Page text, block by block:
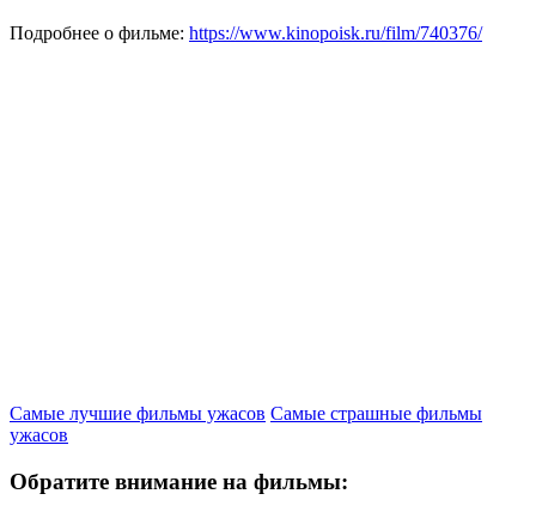
Подробнее о фильме: https://www.kinopoisk.ru/film/740376/
Самые лучшие фильмы ужасов Самые страшные фильмы
ужасов
Обратите внимание на фильмы: